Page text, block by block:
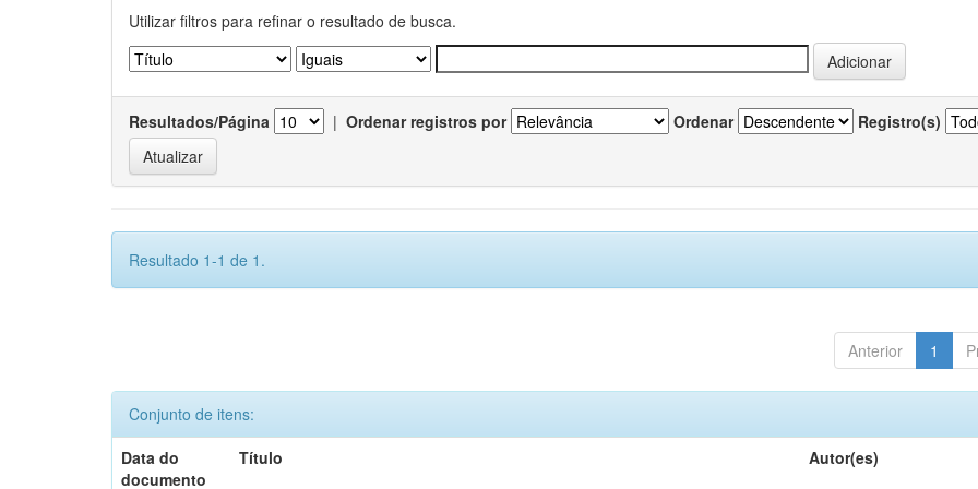
Utilizar filtros para refinar o resultado de busca.
Resultados/Página | Ordenar registros por Ordenar Registro(s)
Resultado 1-1 de 1.
Anterior 1
Conjunto de itens:
Data do
documento
Título Autor(es)